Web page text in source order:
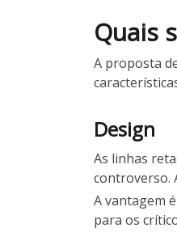
Quais
A proposta
Design
As linhas
controverso.
A vantagem
para os